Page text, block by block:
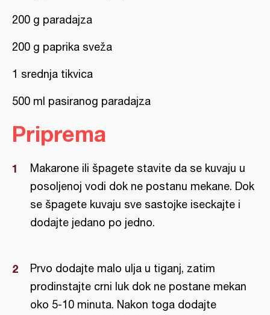
200 g paradajza
200 g paprika sveža
1 srednja tikvica
500 ml pasiranog paradajza
Priprema
Makarone ili špagete stavite da se kuvaju u
posoljenoj vodi dok ne postanu mekane. Dok
se špagete kuvaju sve sastojke iseckajte i
dodajte jedano po jedno.
Prvo dodajte malo ulja u tiganj, zatim
prodinstajte crni luk dok ne postane mekan
oko 5-10 minuta. Nakon toga dodajte